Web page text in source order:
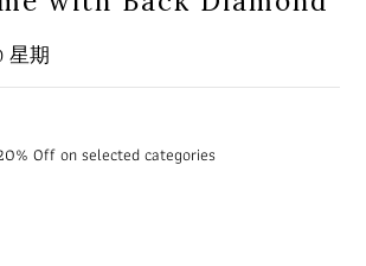
85折
星期
Off on selected categories